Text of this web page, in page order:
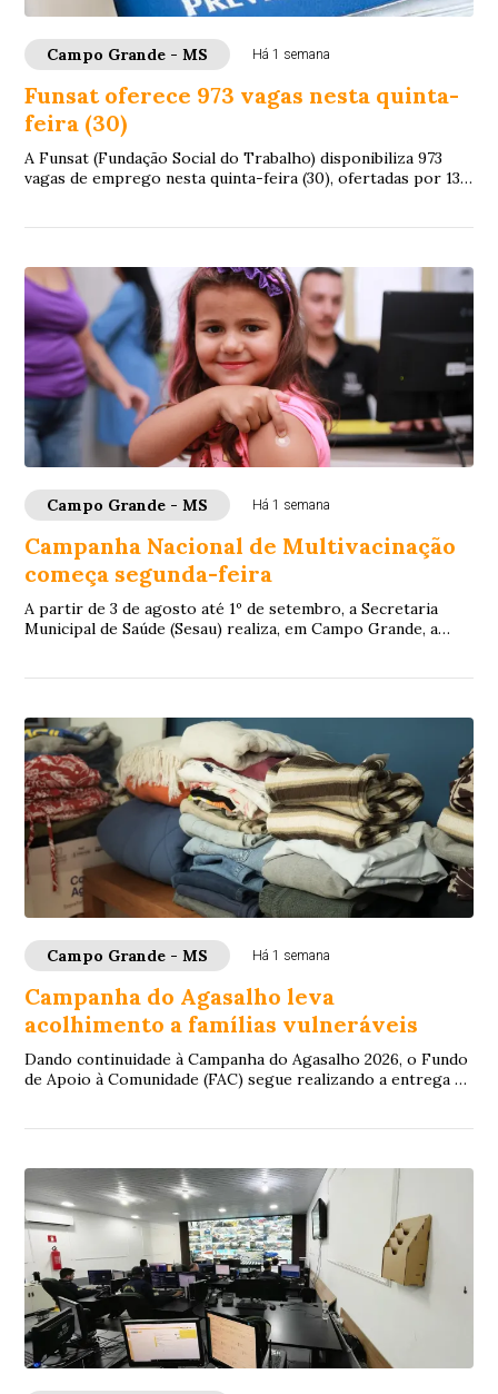
Campo Grande - MS Há 1 semana
Funsat oferece 973 vagas nesta quinta-
feira (30)
A Funsat (Fundação Social do Trabalho) disponibiliza 973
vagas de emprego nesta quinta-feira (30), ofertadas por 132
Campo Grande - MS Há 1 semana
Campanha Nacional de Multivacinação
começa segunda-feira
A partir de 3 de agosto até 1º de setembro, a Secretaria
Municipal de Saúde (Sesau) realiza, em Campo Grande, a
Campo Grande - MS Há 1 semana
Campanha do Agasalho leva
acolhimento a famílias vulneráveis
Dando continuidade à Campanha do Agasalho 2026, o Fundo
de Apoio à Comunidade (FAC) segue realizando a entrega de